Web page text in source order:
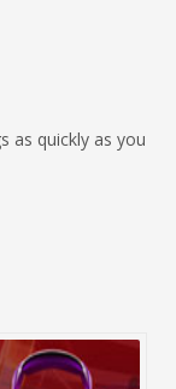
as quickly as you